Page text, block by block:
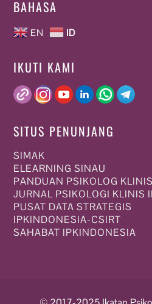
BAHASA
EN ID
IKUTI KAMI
SITUS PENUNJANG
SIMAK
ELEARNING SINAU
PANDUAN PSIKOLOG KLINIS
JURNAL PSIKOLOGI KLINIS
PUSAT DATA STRATEGIS
IPKINDONESIA-CSIRT
SAHABAT IPKINDONESIA